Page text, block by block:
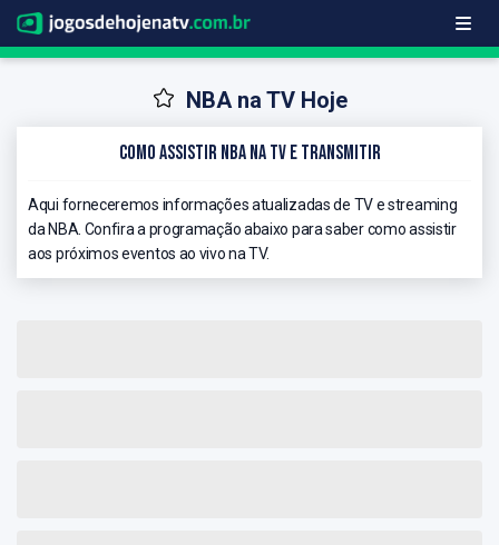
NBA na TV Hoje
Como Assistir NBA na TV e Transmitir
Aqui forneceremos informações atualizadas de TV e streaming
da NBA. Confira a programação abaixo para saber como assistir
aos próximos eventos ao vivo na TV.